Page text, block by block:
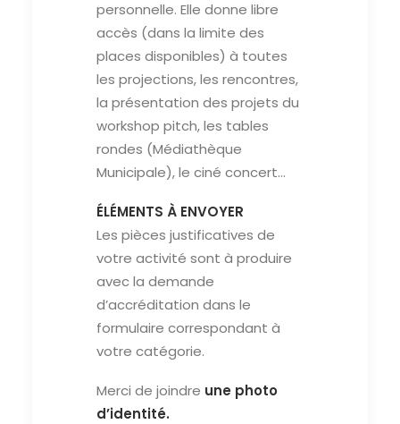
personnelle. Elle donne libre
accès (dans la limite des
places disponibles) à toutes
les projections, les rencontres,
la présentation des projets du
workshop pitch, les tables
rondes (Médiathèque
Municipale), le ciné concert…
ÉLÉMENTS À ENVOYER
Les pièces justificatives de
votre activité sont à produire
avec la demande
d’accréditation dans le
formulaire correspondant à
votre catégorie.
Merci de joindre une photo
d’identité.